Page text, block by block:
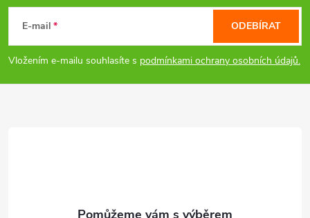
i
s
u
p
a
E-mail
Vložením e-mailu souhlasíte s podmínkami ochrany osobních údajů.
ODEBÍRAT